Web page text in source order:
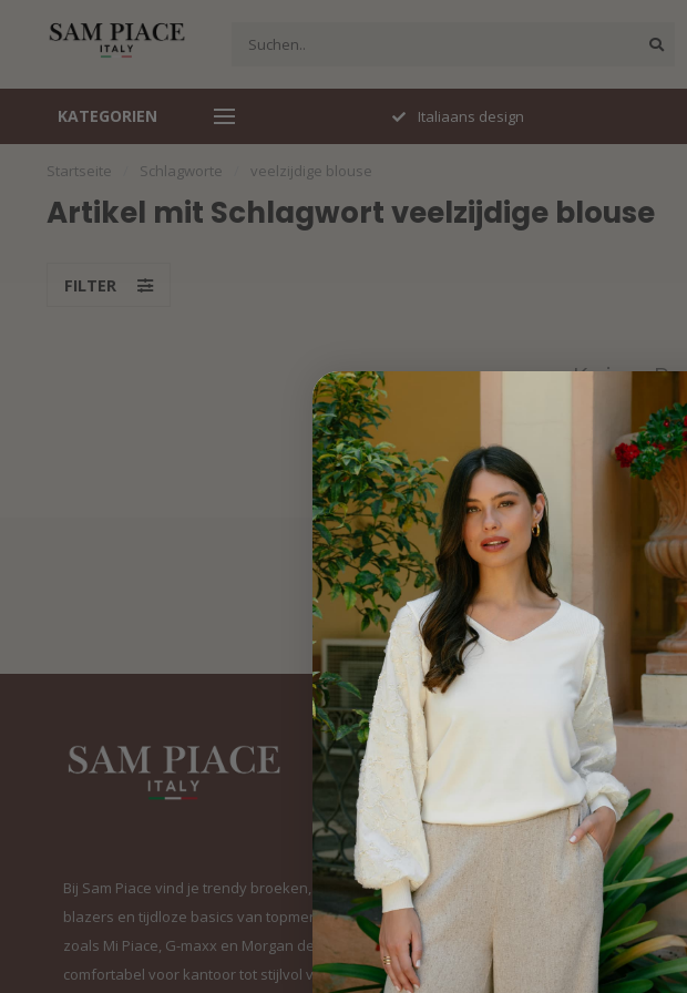
KATEGORIEN
Perfecte pasvorm Italiaans design
Startseite Schlagworte veelzijdige blouse
Artikel mit Schlagwort veelzijdige blouse
FILTER
Keine
Bleibe auf dem
Bij Sam Piace vind je trendy broeken, elegante
blazers en tijdloze basics van topmerken
zoals Mi Piace, G-maxx en Morgan de Toi. Van
comfortabel voor kantoor tot stijlvol voor elke